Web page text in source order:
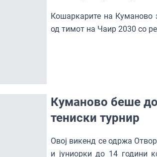
Кошаркарите на Куманово
од тимот на Чаир 2030 со
Куманово беше
тениски турнир
Овој викенд се одржа
и јуниорки до 14 години